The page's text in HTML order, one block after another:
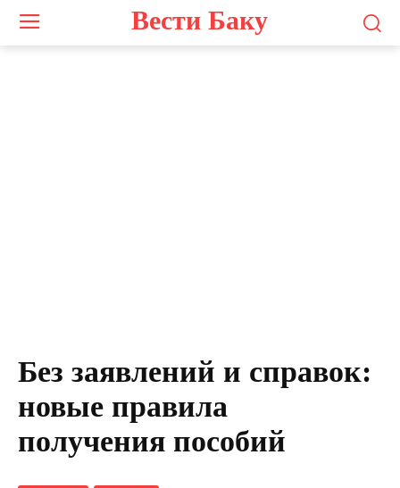
Вести Баку
Без заявлений и справок:
новые правила
получения пособий